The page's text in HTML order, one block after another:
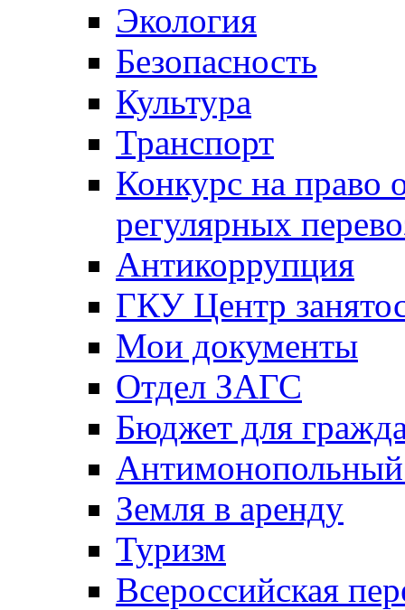
Экология
Безопасность
Культура
Транспорт
Конкурс на право
регулярных
Антикоррупция
ГКУ Центр
Мои документы
Отдел ЗАГС
Бюджет для
Антимонопольный
Земля в аренду
Туризм
Всероссийская